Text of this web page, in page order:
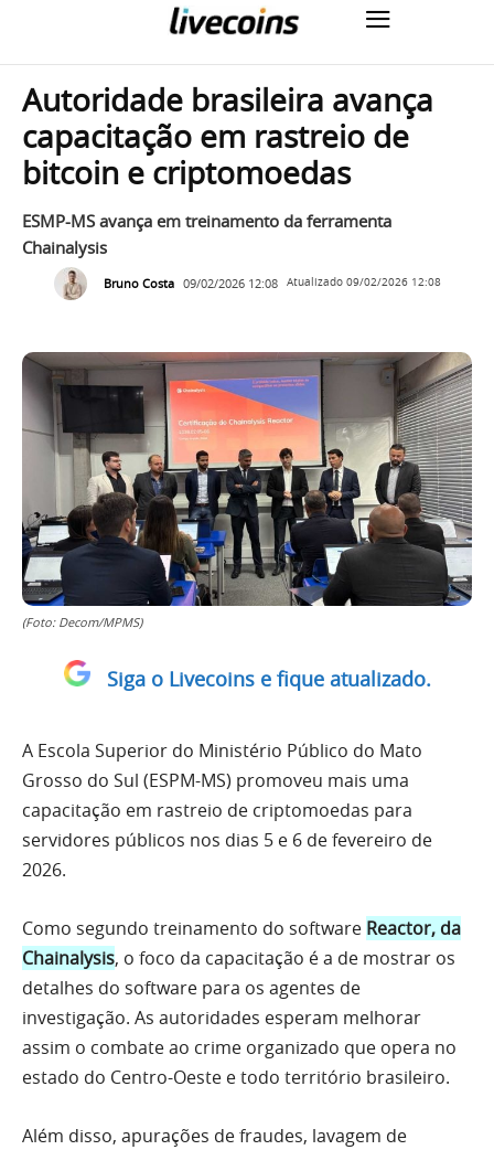
Autoridade brasileira avança
capacitação em rastreio de
bitcoin e criptomoedas
ESMP-MS avança em treinamento da ferramenta
Chainalysis
Bruno Costa 09/02/2026 12:08 Atualizado 09/02/2026 12:08
(Foto: Decom/MPMS)
Siga o Livecoins e fique atualizado.
A Escola Superior do Ministério Público do Mato
Grosso do Sul (ESPM-MS) promoveu mais uma
capacitação em rastreio de criptomoedas para
servidores públicos nos dias 5 e 6 de fevereiro de
2026.
Como segundo treinamento do software Reactor, da
Chainalysis, o foco da capacitação é a de mostrar os
detalhes do software para os agentes de
investigação. As autoridades esperam melhorar
assim o combate ao crime organizado que opera no
estado do Centro-Oeste e todo território brasileiro.
Além disso, apurações de fraudes, lavagem de